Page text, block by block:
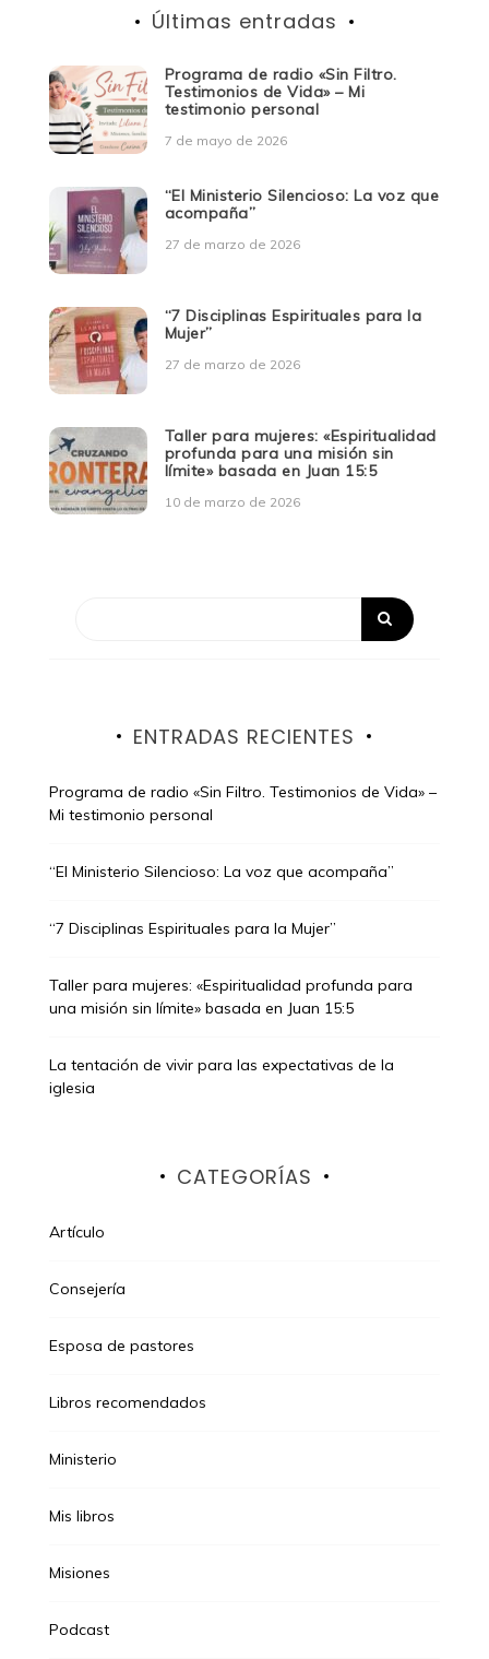
Últimas entradas
Programa de radio «Sin Filtro.
Testimonios de Vida» – Mi
testimonio personal
7 de mayo de 2026
“El Ministerio Silencioso: La voz que
acompaña”
27 de marzo de 2026
“7 Disciplinas Espirituales para la
Mujer”
27 de marzo de 2026
Taller para mujeres: «Espiritualidad
profunda para una misión sin
límite» basada en Juan 15:5
10 de marzo de 2026
ENTRADAS RECIENTES
Programa de radio «Sin Filtro. Testimonios de Vida» –
Mi testimonio personal
“El Ministerio Silencioso: La voz que acompaña”
“7 Disciplinas Espirituales para la Mujer”
Taller para mujeres: «Espiritualidad profunda para
una misión sin límite» basada en Juan 15:5
La tentación de vivir para las expectativas de la
iglesia
CATEGORÍAS
Artículo
Consejería
Esposa de pastores
Libros recomendados
Ministerio
Mis libros
Misiones
Podcast